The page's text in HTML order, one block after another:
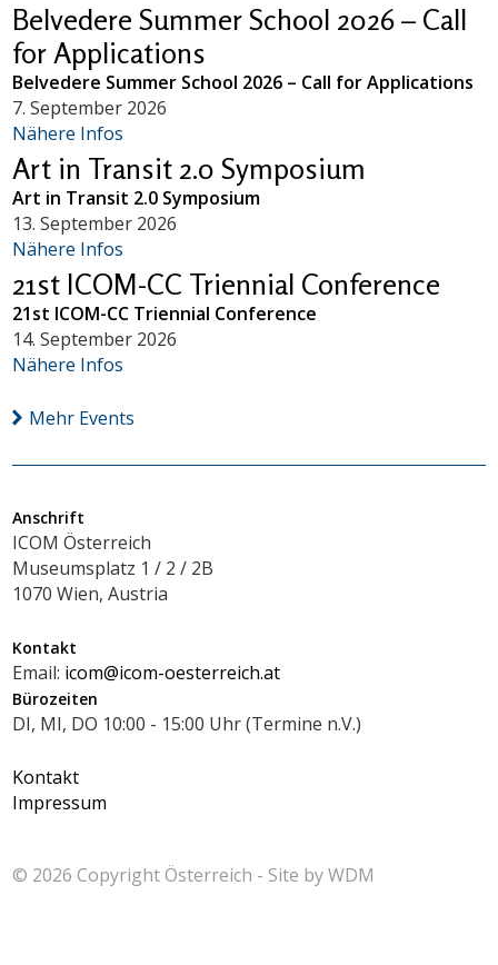
Belvedere Summer School 2026 – Call
for Applications
Belvedere Summer School 2026 – Call for Applications
7. September 2026
Nähere Infos
Art in Transit 2.0 Symposium
Art in Transit 2.0 Symposium
13. September 2026
Nähere Infos
21st ICOM-CC Triennial Conference
21st ICOM-CC Triennial Conference
14. September 2026
Nähere Infos
Mehr Events
Anschrift
ICOM Österreich
Museumsplatz 1 / 2 / 2B
1070 Wien, Austria
Kontakt
Email: icom@icom-oesterreich.at
Bürozeiten
DI, MI, DO 10:00 - 15:00 Uhr (Termine n.V.)
Kontakt
Impressum
© 2026 CopyrightÖsterreich - Site byWDM